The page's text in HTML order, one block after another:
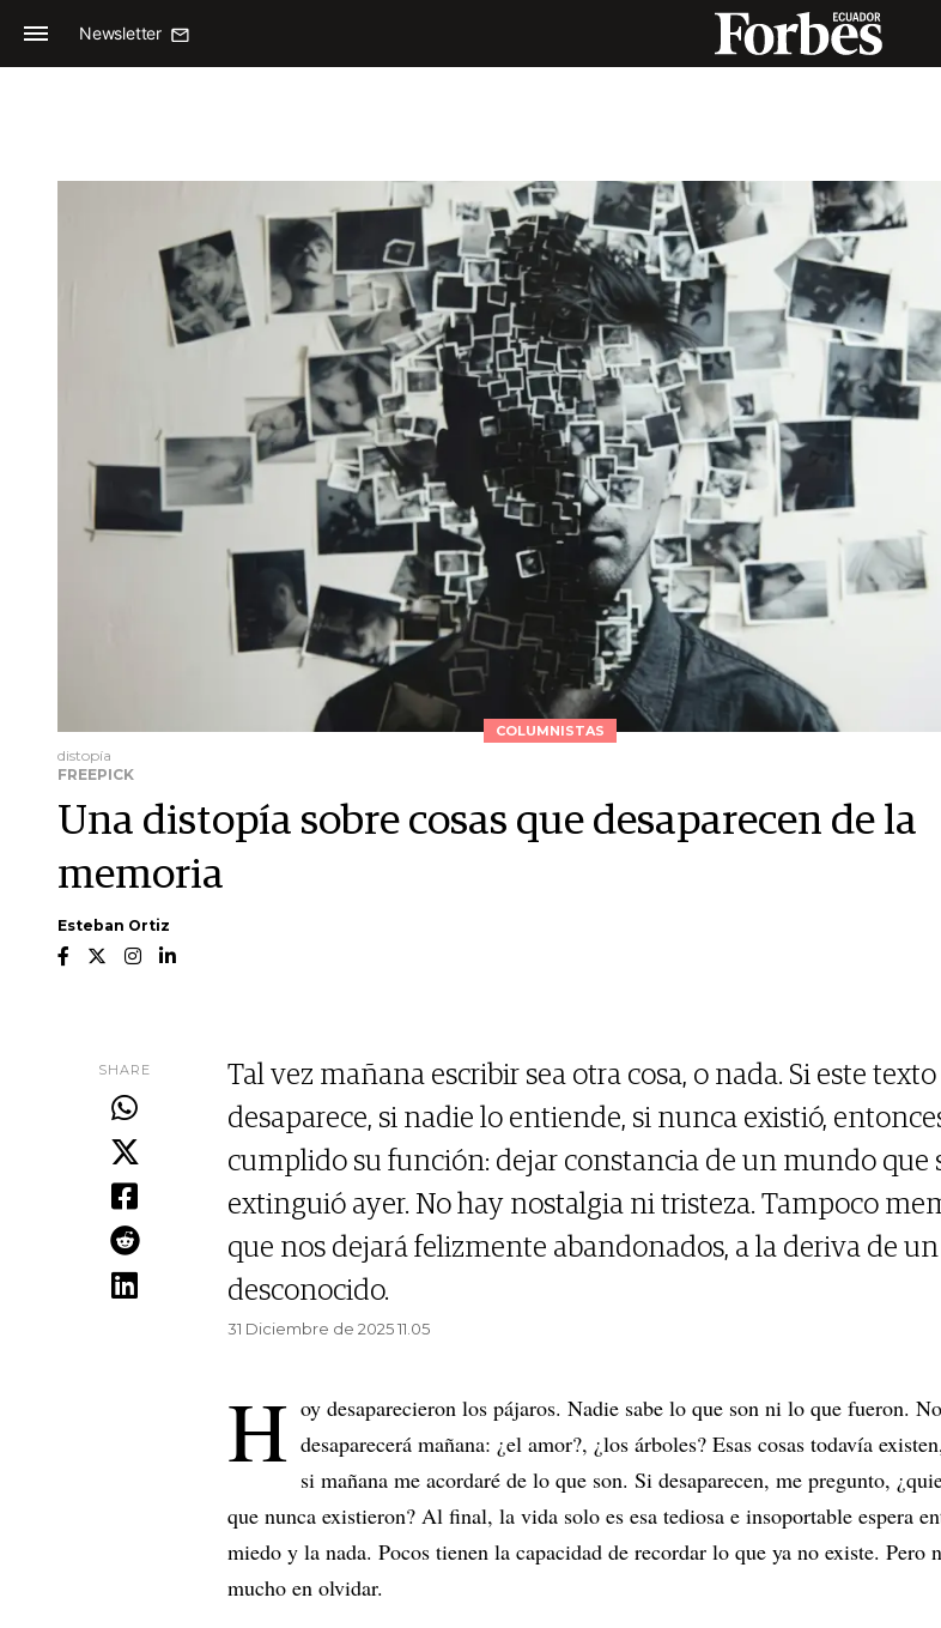
Newsletter
COLUMNISTAS
distopía
FREEPICK
Una distopía sobre cosas que desaparecen de la
memoria
Esteban Ortiz
SHARE
Tal vez mañana escribir sea otra cosa, o nada. Si este texto
desaparece, si nadie lo entiende, si nunca existió,
cumplido su función: dejar constancia de un mundo que
extinguió ayer. No hay nostalgia ni tristeza. Tampoco
que nos dejará felizmente abandonados, a la deriva de
desconocido.
31 Diciembre de 2025 11.05
H oy desaparecieron los pájaros. Nadie sabe lo que son ni lo que fueron.
desaparecerá mañana: ¿el amor?, ¿los árboles? Esas cosas todavía
si mañana me acordaré de lo que son. Si desaparecen, me pregunto,
que nunca existieron? Al final, la vida solo es esa tediosa e insoportable espera
miedo y la nada. Pocos tienen la capacidad de recordar lo que ya no existe. Pero
mucho en olvidar.